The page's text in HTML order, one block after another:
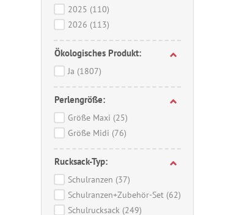
2025 (110)
2026 (113)
Ökologisches Produkt:
Ja (1807)
Perlengröße:
Größe Maxi (25)
Größe Midi (76)
Rucksack-Typ:
Schulranzen (37)
Schulranzen+Zubehör-Set (62)
Schulrucksack (249)